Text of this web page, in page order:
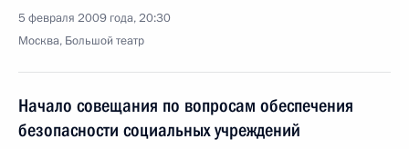
5 февраля 2009 года, 20:30
Москва, Большой театр
Начало совещания по вопросам обеспечения
безопасности социальных учреждений